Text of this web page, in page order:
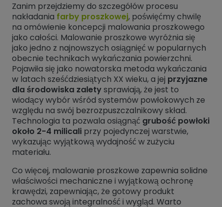
Zanim przejdziemy do szczegółów procesu
nakładania farby proszkowej, poświęćmy chwilę
na omówienie koncepcji malowania proszkowego
jako całości. Malowanie proszkowe wyróżnia się
jako jedno z najnowszych osiągnięć w popularnych
obecnie technikach wykańczania powierzchni.
Pojawiła się jako nowatorska metoda wykańczania
w latach sześćdziesiątych XX wieku, a jej przyjazne
dla środowiska zaletysprawiają, że jest to
wiodący wybór wśród systemów powłokowych ze
względu na swój bezrozpuszczalnikowy skład.
Technologia ta pozwala osiągnąć grubość powłoki
około 2-4 milicali przy pojedynczej warstwie,
wykazując wyjątkową wydajność w zużyciu
materiału.
Co więcej, malowanie proszkowe zapewnia solidne
właściwości mechaniczne i wyjątkową ochronę
krawędzi, zapewniając, że gotowy produkt
zachowa swoją integralność i wygląd. Warto